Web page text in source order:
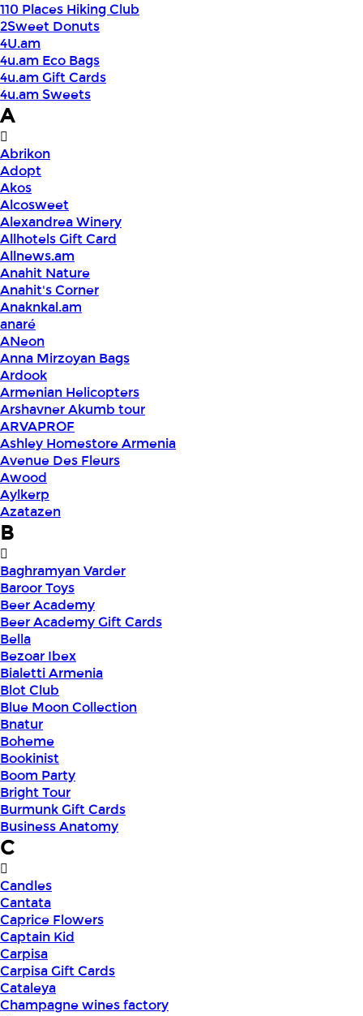
110 Places Hiking Club
2Sweet Donuts
4U.am
4u.am Eco Bags
4u.am Gift Cards
4u.am Sweets
A
Abrikon
Adopt
Akos
Alcosweet
Alexandrea Winery
Allhotels Gift Card
Allnews.am
Anahit Nature
Anahit's Corner
Anaknkal.am
anaré
ANeon
Anna Mirzoyan Bags
Ardook
Armenian Helicopters
Arshavner Akumb tour
ARVAPROF
Ashley Homestore Armenia
Avenue Des Fleurs
Awood
Aylkerp
Azatazen
B
Baghramyan Varder
Baroor Toys
Beer Academy
Beer Academy Gift Cards
Bella
Bezoar Ibex
Bialetti Armenia
Blot Club
Blue Moon Collection
Bnatur
Boheme
Bookinist
Boom Party
Bright Tour
Burmunk Gift Cards
Business Anatomy
C
Candles
Cantata
Caprice Flowers
Captain Kid
Carpisa
Carpisa Gift Cards
Cataleya
Champagne wines factory